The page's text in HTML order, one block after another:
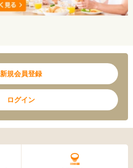
新規会員登録
ログイン